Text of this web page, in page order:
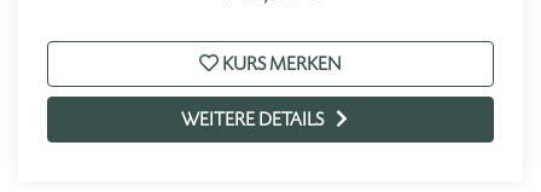
KURS MERKEN
WEITERE DETAILS